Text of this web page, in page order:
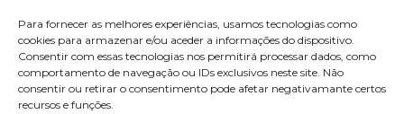
Para fornecer as melhores experiências, usamos tecnologias como
cookies para armazenar e/ou aceder a informações do dispositivo.
Consentir com essas tecnologias nos permitirá processar dados, como
comportamento de navegação ou IDs exclusivos neste site. Não
consentir ou retirar o consentimento pode afetar negativamante certos
recursos e funções.
Copyright © 2025 Sabores Santa Clara
. Todos os direitos
reservadosPolítica de Privacidade |Termos e condições
Designed byShift Your Branding Agency